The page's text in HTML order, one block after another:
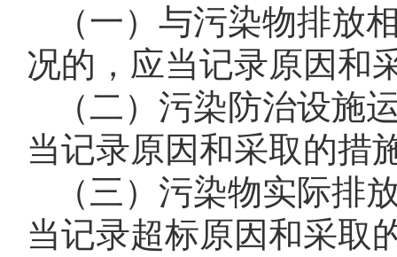
（一）与污染物排放
况的，应当记录原因和
（二）污染防治设施
当记录原因和采取的措
（三）污染物实际排
当记录超标原因和采取